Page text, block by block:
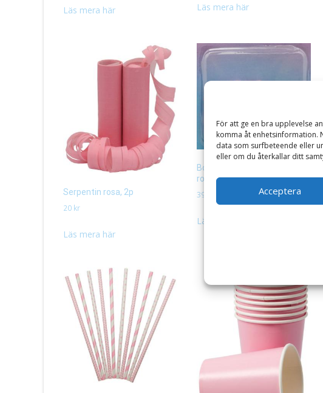
För att ge en bra upplevelse
komma åt enhetsinformation.
data som surfbeteende eller
eller om du återkallar ditt
Acceptera
Läs mera här Läs mera här
Serpentin rosa, 2p
20 kr
Läs mera här
Bordsdekoration nappar,
rosa, 32p
39
Läs mera här